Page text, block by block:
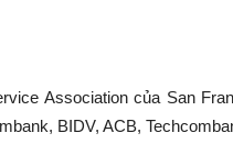
Association của San
BIDV, ACB,